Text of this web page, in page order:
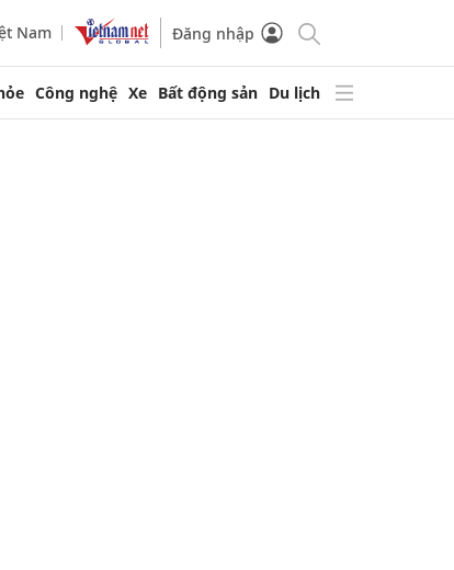
Nam Đăng nhập
Công nghệ Xe Bất động sản Du lịch